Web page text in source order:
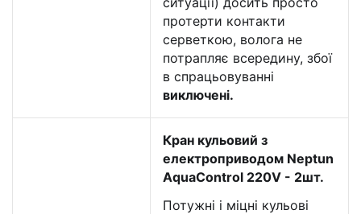
протерти контакти
серветкою, волога не
потрапляє всередину, збої
в спрацьовуванні
виключені.
Кран кульовий з
електроприводом Neptun
AquaControl 220V - 2шт.
Потужні і міцні кульові